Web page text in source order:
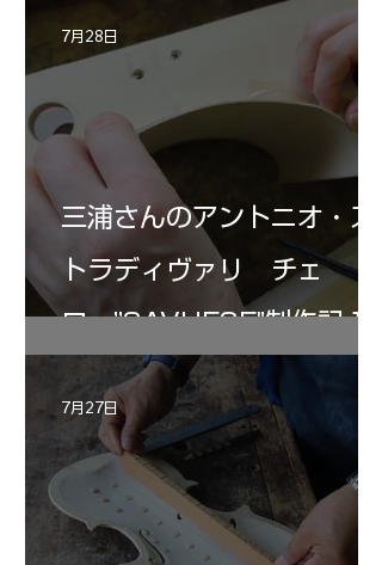
三浦さんのアントニオ・ス
トラディヴァリ チェ
ロ ”SAVUESE"制作記１2
7月28日
7月27日